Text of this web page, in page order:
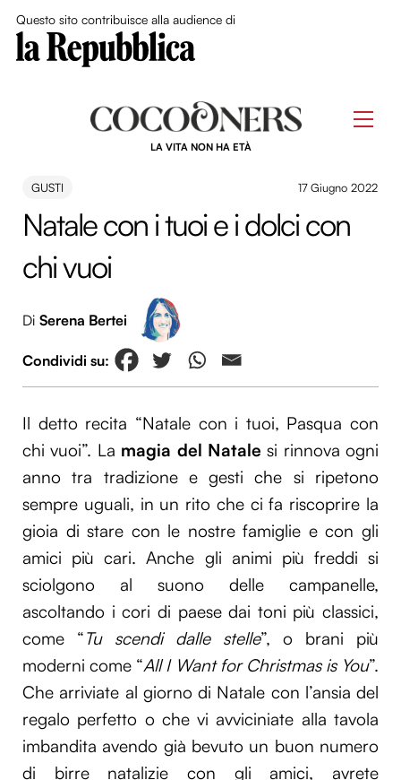
Questo sito contribuisce alla audience di
LA VITA NON HA ETÀ
GUSTI 17 Giugno 2022
Natale con i tuoi e i dolci con
chi vuoi
Di Serena Bertei
Il detto recita “Natale con i tuoi, Pasqua con
chi vuoi”. La magia del Natale si rinnova ogni
anno tra tradizione e gesti che si ripetono
sempre uguali, in un rito che ci fa riscoprire la
gioia di stare con le nostre famiglie e con gli
amici più cari. Anche gli animi più freddi si
sciolgono al suono delle campanelle,
ascoltando i cori di paese dai toni più classici,
come “Tu scendi dalle stelle”, o brani più
moderni come “All I Want for Christmas is You”.
Che arriviate al giorno di Natale con l’ansia del
regalo perfetto o che vi avviciniate alla tavola
imbandita avendo già bevuto un buon numero
di birre natalizie con gli amici, avrete